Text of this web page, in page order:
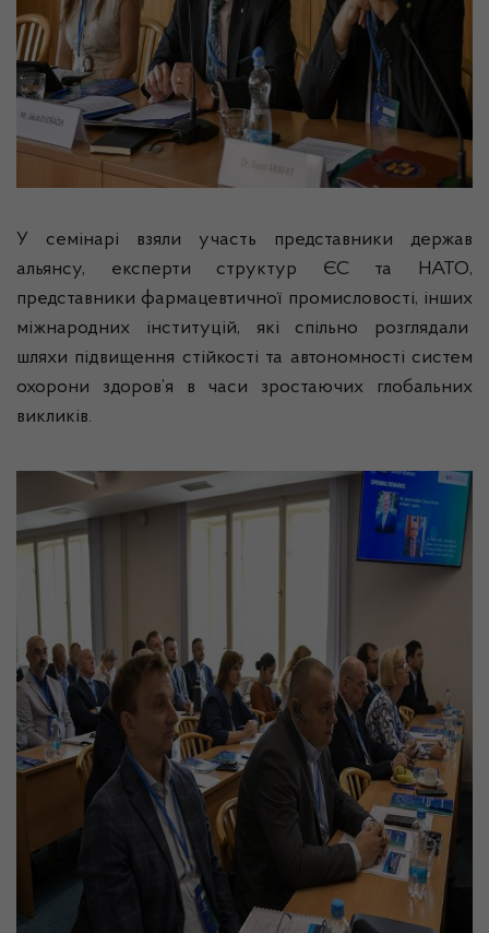
У семінарі взяли участь представники держав
альянсу, експерти структур ЄС та НАТО,
представники фармацевтичної промисловості, інших
міжнародних інституцій, які спільно розглядали
шляхи підвищення стійкості та автономності систем
охорони здоров’я в часи зростаючих глобальних
викликів.